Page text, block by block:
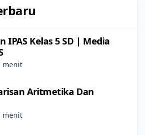
IPAS Kelas 5 SD | Media
menit
Aritmetika Dan
menit